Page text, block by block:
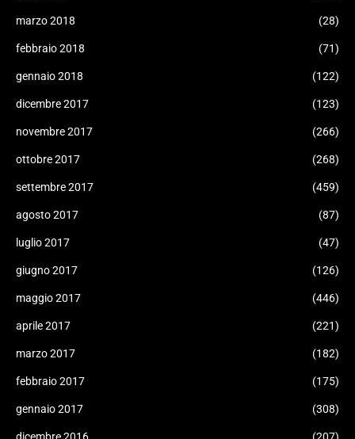
marzo 2018 (28)
febbraio 2018 (71)
gennaio 2018 (122)
dicembre 2017 (123)
novembre 2017 (266)
ottobre 2017 (268)
settembre 2017 (459)
agosto 2017 (87)
luglio 2017 (47)
giugno 2017 (126)
maggio 2017 (446)
aprile 2017 (221)
marzo 2017 (182)
febbraio 2017 (175)
gennaio 2017 (308)